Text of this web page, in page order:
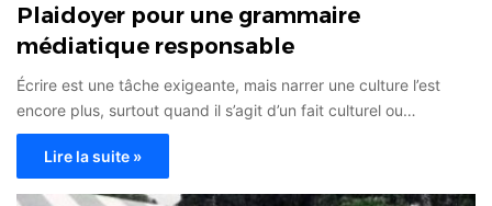
Plaidoyer pour une grammaire
médiatique responsable
Écrire est une tâche exigeante, mais narrer une culture l’est
encore plus, surtout quand il s’agit d’un fait culturel ou…
Lire la suite »